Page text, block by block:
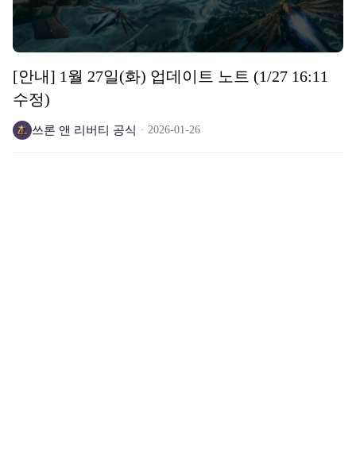
[안내] 1월 27일(화) 업데이트 노트 (1/27 16:11
수정)
쓰론 앤 리버티 공식 2026-01-26